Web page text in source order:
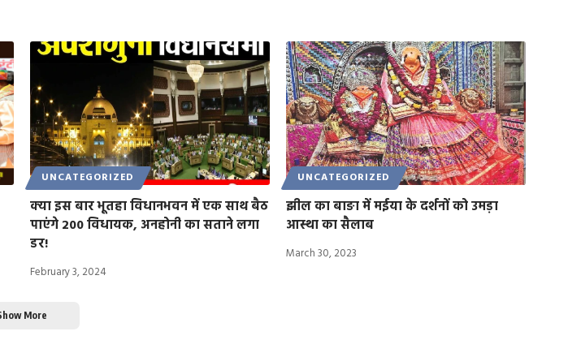
UNCATEGORIZED
क्या इस बार भूतहा विधानभवन में एक साथ बैठ
पाएंगे 200 विधायक, अनहोनी का सताने लगा
डर!
February 3, 2024
UNCATEGORIZED
झील का बाङा में मईया के दर्शनों को उमड़ा
आस्था का सैलाब
March 30, 2023
More